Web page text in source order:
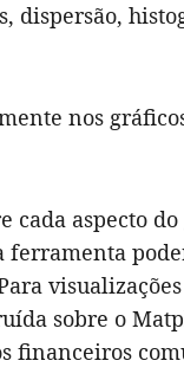
dispersão,
nos
aspecto
sobre o
financeiros